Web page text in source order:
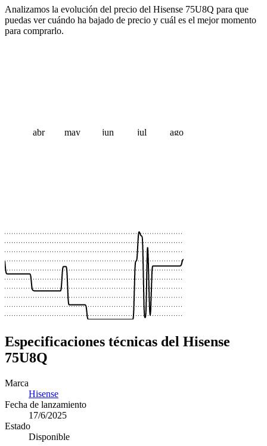
Analizamos la evolución del precio del Hisense 75U8Q para que
puedas ver cuándo ha bajado de precio y cuál es el mejor momento
para comprarlo.
abr may jun jul ago
Especificaciones técnicas del Hisense
75U8Q
Marca
Hisense
Fecha de lanzamiento
17/6/2025
Estado
Disponible